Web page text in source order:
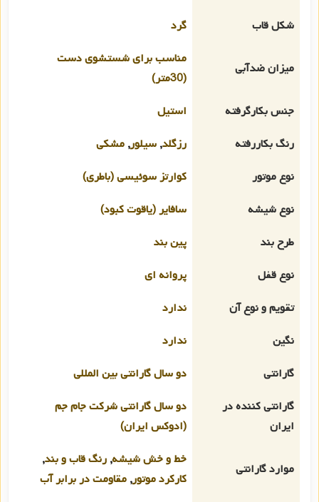
شکل قاب
گرد
میزان ضدآبی
مناسب برای شستشوی دست
(30متر)
جنس بکارگرفته
استیل
رنگ بکاررفته
رزگلد, سیلور, مشکی
نوع موتور
کوارتز سوئیسی (باطری)
نوع شیشه
سافایر (یاقوت کبود)
طرح بند
پین بند
نوع قفل
پروانه ای
تقویم و نوع آن
ندارد
نگین
ندارد
گارانتی
دو سال گارانتی بین المللی
گارانتی کننده در
ایران
دو سال گارانتی شرکت جام جم
(ادوکس ایران)
موارد گارانتی
خط و خش شیشه, رنگ قاب و بند,
کارکرد موتور, مقاومت در برابر آب